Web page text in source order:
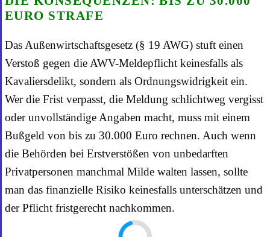
EURO STRAFE
Das Außenwirtschaftsgesetz (§ 19 AWG) stuft einen
Verstoß gegen die AWV-Meldepflicht keinesfalls als
Kavaliersdelikt, sondern als Ordnungswidrigkeit ein.
Wer die Frist verpasst, die Meldung schlichtweg vergisst
oder unvollständige Angaben macht, muss mit einem
Bußgeld von bis zu 30.000 Euro rechnen. Auch wenn
die Behörden bei Erstverstößen von unbedarften
Privatpersonen manchmal Milde walten lassen, sollte
man das finanzielle Risiko keinesfalls unterschätzen und
der Pflicht fristgerecht nachkommen.